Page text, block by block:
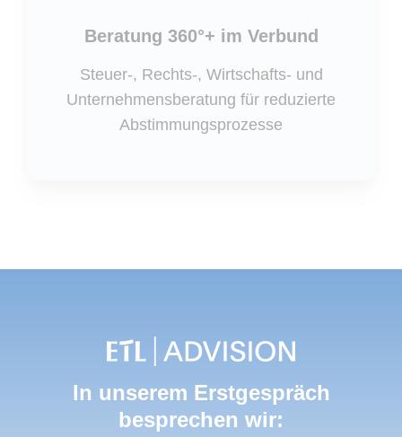
Beratung 360°+ im Verbund
Steuer-, Rechts-, Wirtschafts- und
Unternehmensberatung für reduzierte
Abstimmungsprozesse
In unserem Erstgespräch
besprechen wir: